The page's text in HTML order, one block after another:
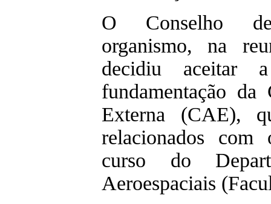
O Conselho
organismo, na
decidiu aceitar
fundamentação da
Externa (CAE),
relacionados com
curso do
Aeroespaciais